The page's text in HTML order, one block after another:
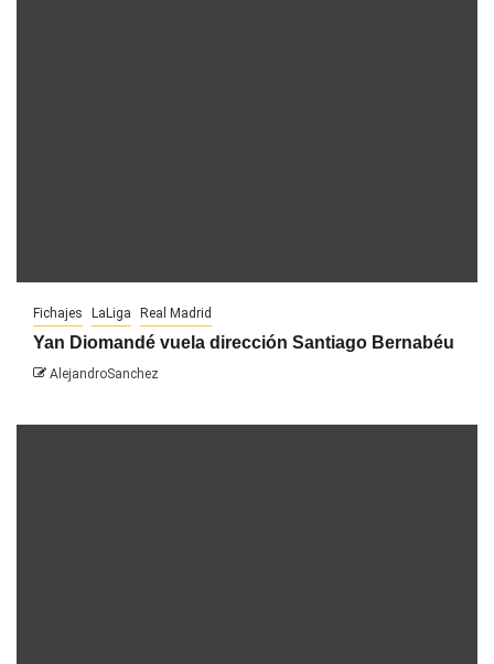
Fichajes LaLiga Real Madrid
Yan Diomandé vuela dirección Santiago Bernabéu
AlejandroSanchez